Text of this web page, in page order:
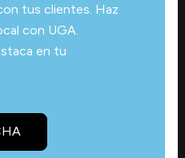
tus clientes. Haz
con UGA.
en tu